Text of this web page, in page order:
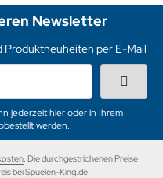
Newsletter
Produktneuheiten per E-Mail
jederzeit hier oder in Ihrem
werden.
. Die durchgestrichenen Preise
bei Spuelen-King.de.